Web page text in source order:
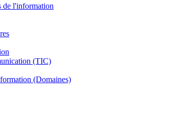
de l'information
(TIC)
(Domaines)